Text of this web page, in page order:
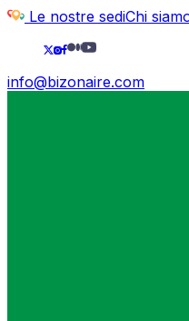
Le nostre sediChi
info@bizonaire.com